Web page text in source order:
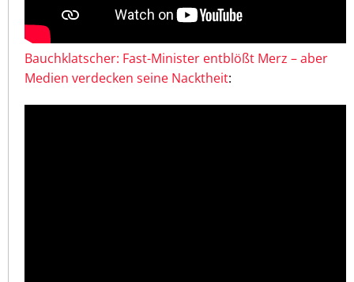
Bauchklatscher: Fast-Minister entblößt Merz – aber
Medien verdecken seine Nacktheit: